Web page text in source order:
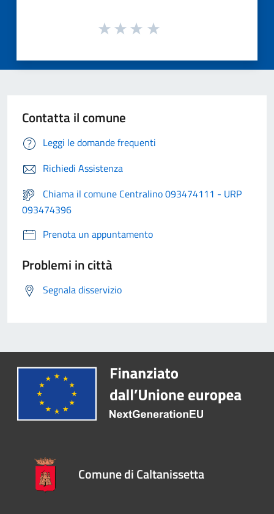
Contatta il comune
Leggi le domande frequenti
Richiedi Assistenza
Chiama il comune Centralino 093474111 - URP
093474396
Prenota un appuntamento
Problemi in città
Segnala disservizio
Comune di Caltanissetta